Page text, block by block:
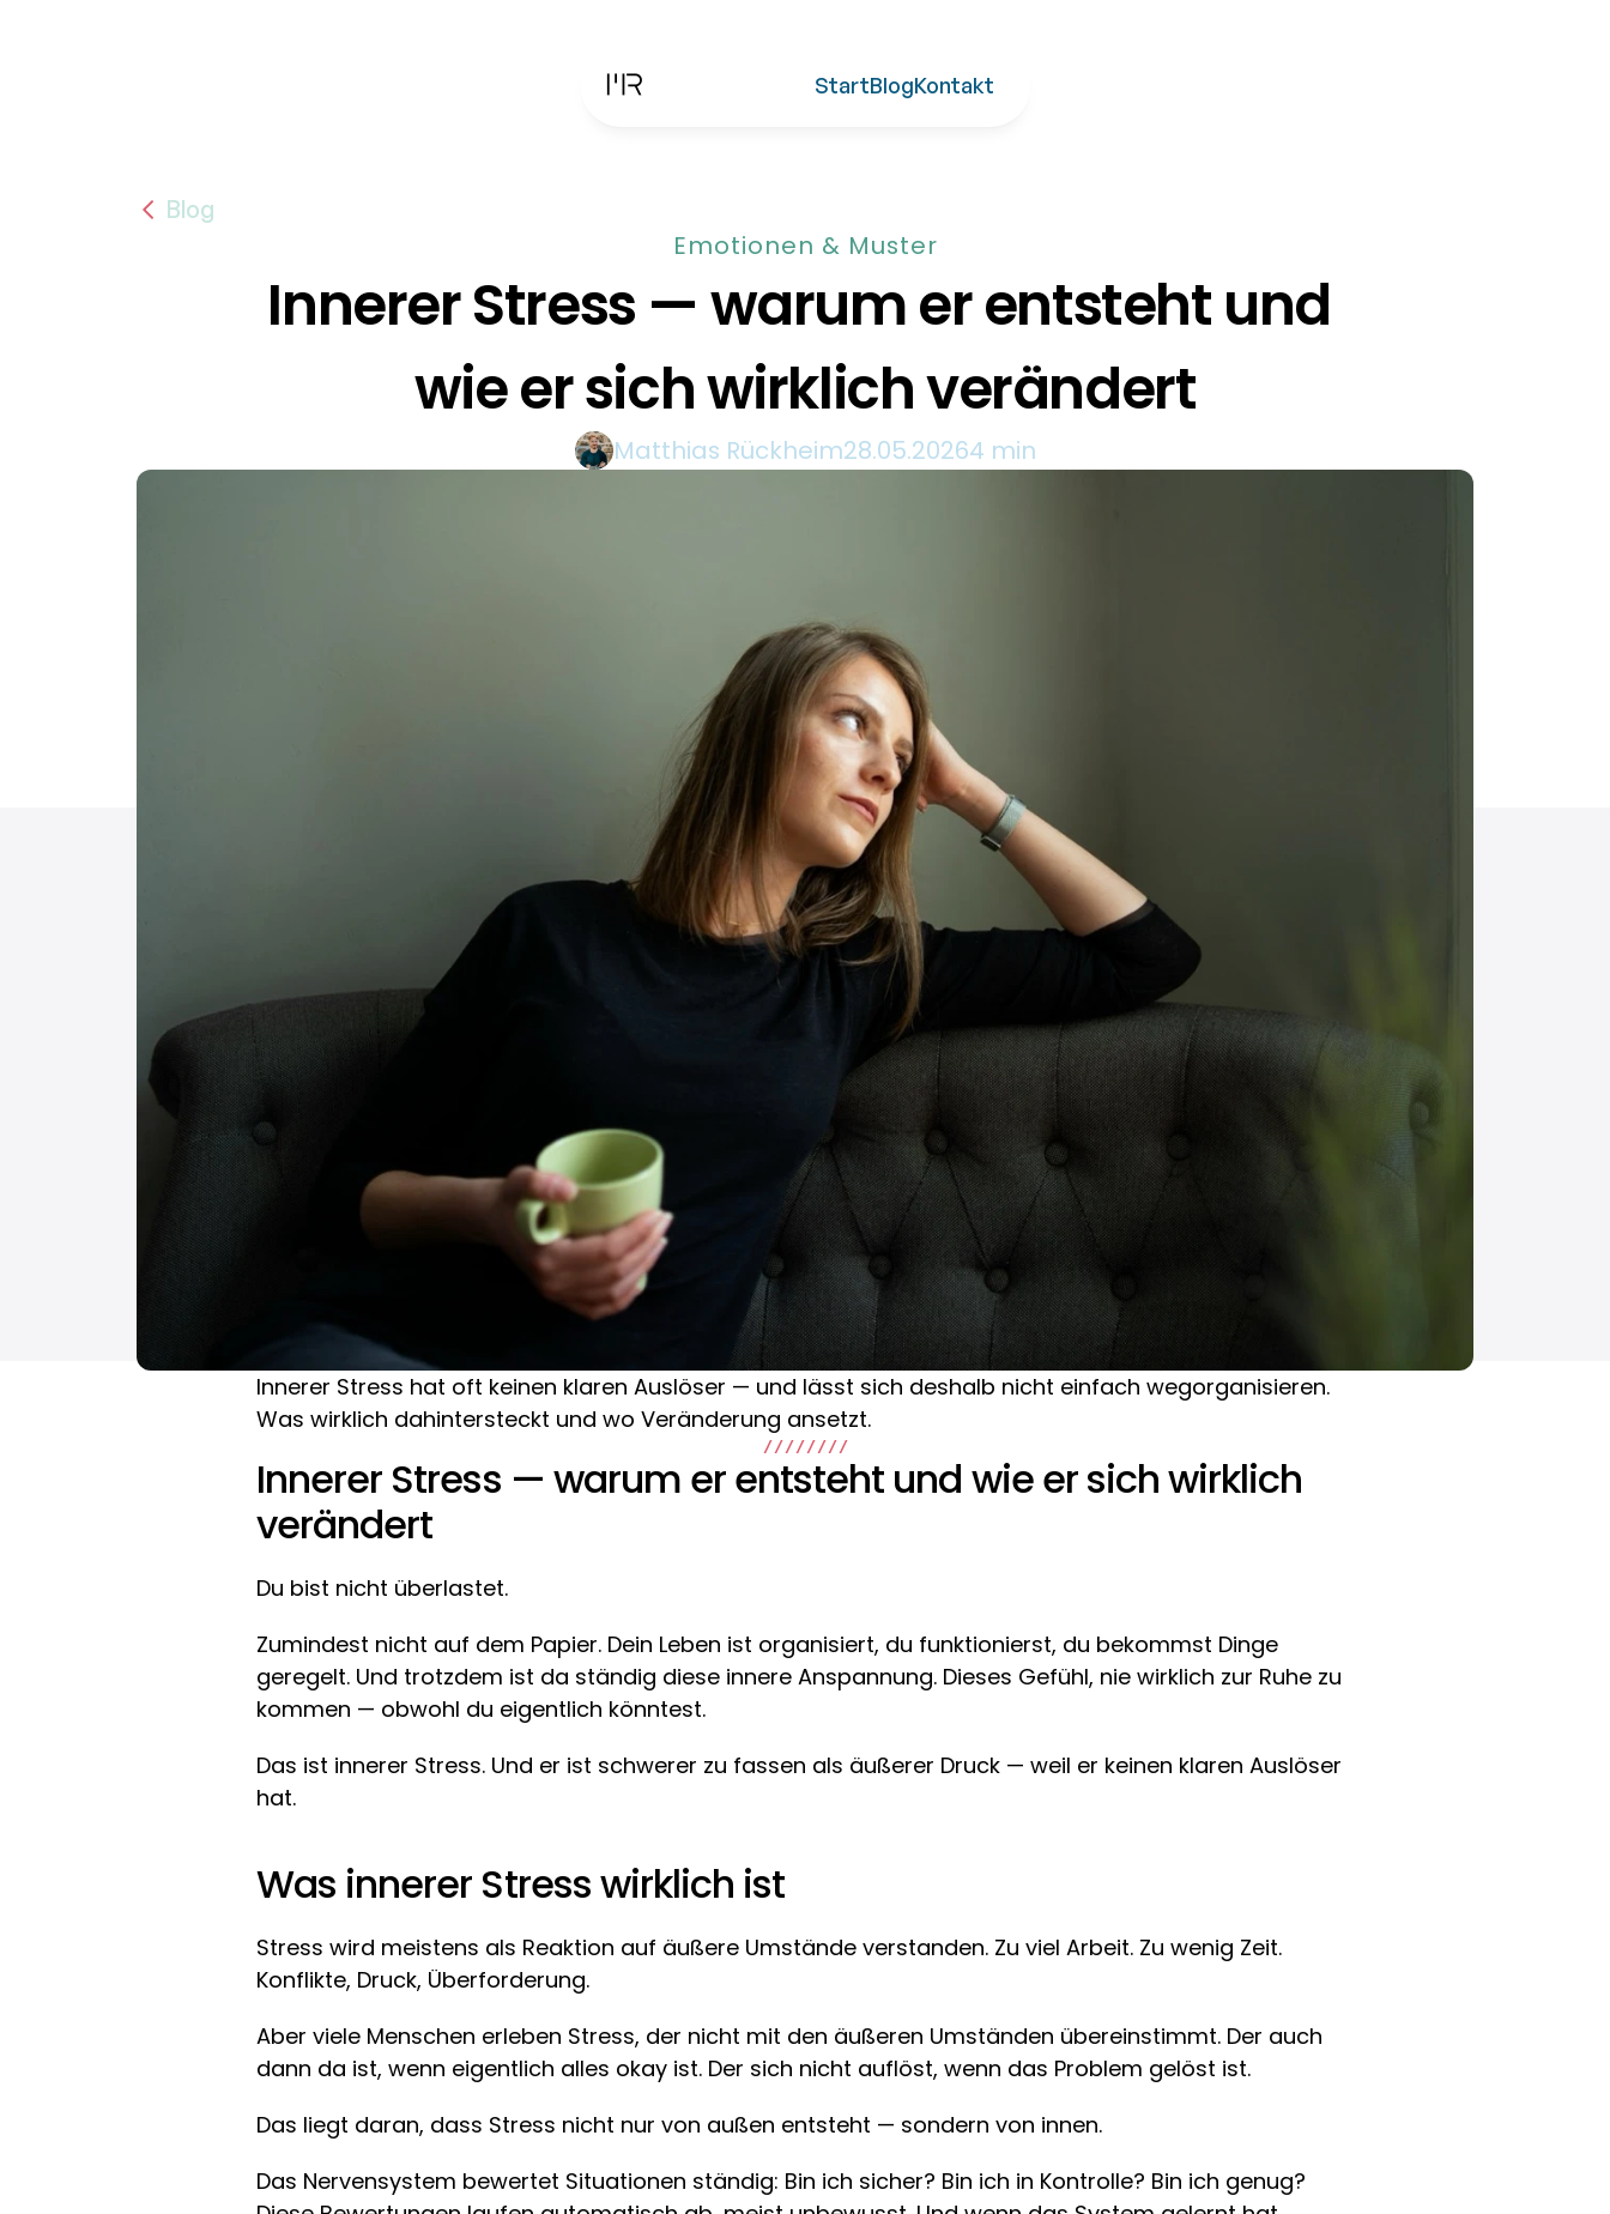
Start Kontakt
Blog
Blog
Emotionen & Muster
Innerer Stress — warum er entsteht und
wie er sich wirklich verändert
Matthias Rückheim28.05.20264 min
Innerer Stress hat oft keinen klaren Auslöser — und lässt sich deshalb nicht einfach wegorganisieren.
Was wirklich dahintersteckt und wo Veränderung ansetzt.
/ / / / / / / /
Innerer Stress — warum er entsteht und wie er sich wirklich
verändert
Du bist nicht überlastet.
Zumindest nicht auf dem Papier. Dein Leben ist organisiert, du funktionierst, du bekommst Dinge
geregelt. Und trotzdem ist da ständig diese innere Anspannung. Dieses Gefühl, nie wirklich zur Ruhe zu
kommen — obwohl du eigentlich könntest.
Das ist innerer Stress. Und er ist schwerer zu fassen als äußerer Druck — weil er keinen klaren Auslöser
hat.
Was innerer Stress wirklich ist
Stress wird meistens als Reaktion auf äußere Umstände verstanden. Zu viel Arbeit. Zu wenig Zeit.
Konflikte, Druck, Überforderung.
Aber viele Menschen erleben Stress, der nicht mit den äußeren Umständen übereinstimmt. Der auch
dann da ist, wenn eigentlich alles okay ist. Der sich nicht auflöst, wenn das Problem gelöst ist.
Das liegt daran, dass Stress nicht nur von außen entsteht — sondern von innen.
Das Nervensystem bewertet Situationen ständig: Bin ich sicher? Bin ich in Kontrolle? Bin ich genug?